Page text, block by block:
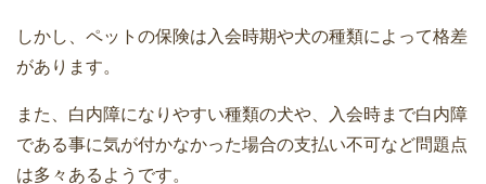
しかし、ペットの保険は入会時期や犬の種類によって格差
があります。
また、白内障になりやすい種類の犬や、入会時まで白内障
である事に気が付かなかった場合の支払い不可など問題点
は多々あるようです。